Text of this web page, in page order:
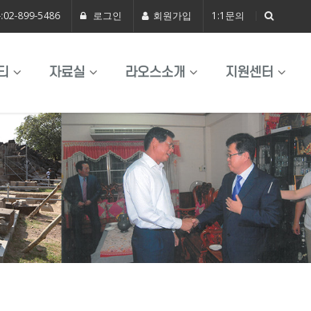
899-5486 로그인 회원가입 1:1문의
자료실 라오스소개 지원센터